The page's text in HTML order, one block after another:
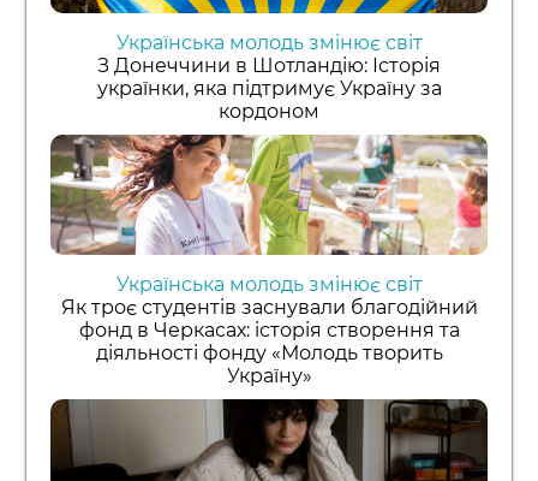
Українська молодь змінює світ
З Донеччини в Шотландію: Історія
українки, яка підтримує Україну за
кордоном
Українська молодь змінює світ
Як троє студентів заснували благодійний
фонд в Черкасах: історія створення та
діяльності фонду «Молодь творить
Україну»